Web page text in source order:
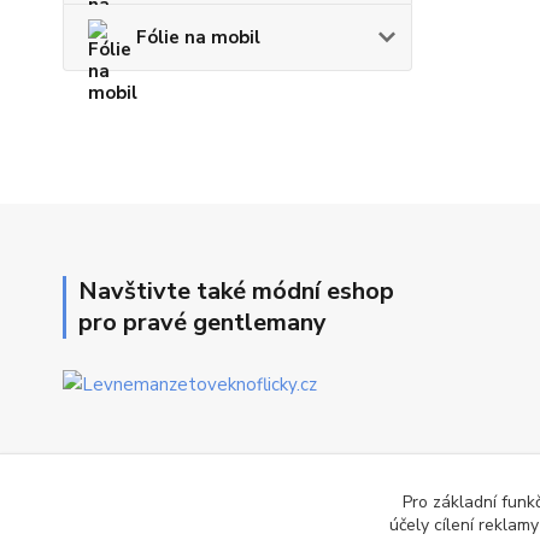
Fólie na mobil
Navštivte také módní eshop
pro pravé gentlemany
Pro základní
účely cílení